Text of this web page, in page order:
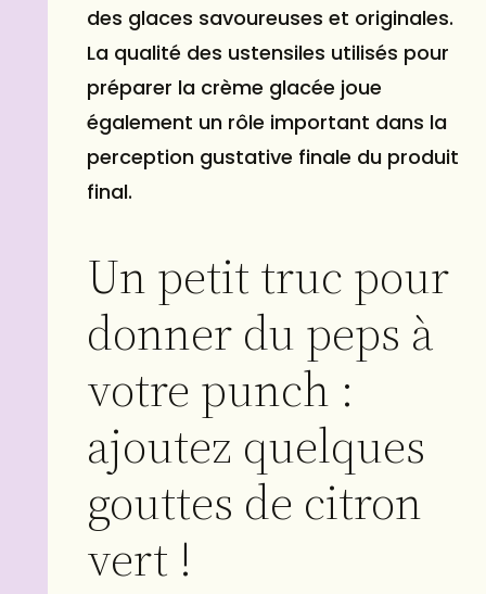
des glaces savoureuses et originales.
La qualité des ustensiles utilisés pour
préparer la crème glacée joue
également un rôle important dans la
perception gustative finale du produit
final.
Un petit truc pour
donner du peps à
votre punch :
ajoutez quelques
gouttes de citron
vert !